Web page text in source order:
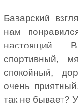
Баварский
нам
настоящий
спортивный,
спокойный,
очень
так не бывает?